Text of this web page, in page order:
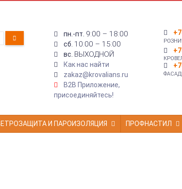
пн.-пт. 9:00 – 18:00
сб. 10:00 – 15:00
вс. ВЫХОДНОЙ
Как нас найти
zakaz@krovalians.ru
B2B Приложение,
присоединяйтесь!
И ПАРОИЗОЛЯЦИЯ ПРОФНАСТИЛ